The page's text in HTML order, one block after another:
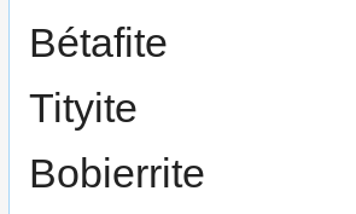
Bétafite
Tityite
Bobierrite